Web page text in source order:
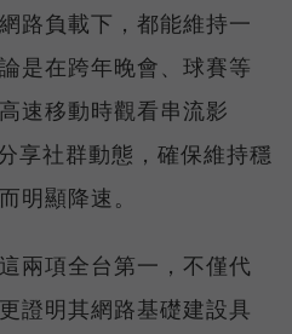
路負載下，都能維持一
是在跨年晚會、球賽等
速移動時觀看串流影
享社群動態，確保維持穩
明顯降速。
兩項全台第一，不僅代
證明其網路基礎建設具